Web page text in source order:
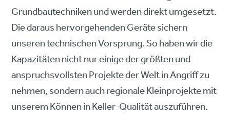
Grundbautechniken und werden direkt umgesetzt.
Die daraus hervorgehenden Geräte sichern
unseren technischen Vorsprung. So haben wir die
Kapazitäten nicht nur einige der größten und
anspruchsvollsten Projekte der Welt in Angriff zu
nehmen, sondern auch regionale Kleinprojekte mit
unserem Können in Keller-Qualität auszuführen.